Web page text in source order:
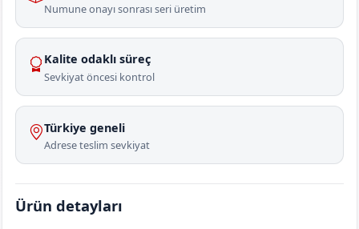
Numune onayı sonrası seri üretim
Kalite odaklı süreç
Sevkiyat öncesi kontrol
Türkiye geneli
Adrese teslim sevkiyat
Ürün detayları